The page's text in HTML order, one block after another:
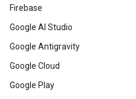
Firebase
Google AI Studio
Google Antigravity
Google Cloud
Google Play